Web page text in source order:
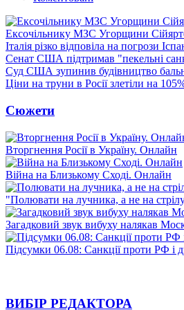
Ексочільнику МЗС Угорщини
Італія різко відповіла на погрози
Сенат США підтримав "пекельні
Суд США зупинив будівництво
Ціни на труни в Росії злетіли на
Сюжети
Вторгнення Росії в Україну. Онлайн
Війна на Близькому Сході. Онлайн
"Полювати на лучника, а не на
Загадковий звук вибуху налякав
Підсумки 06.08: Санкції проти РФ і
ВИБІР РЕДАКТОРА